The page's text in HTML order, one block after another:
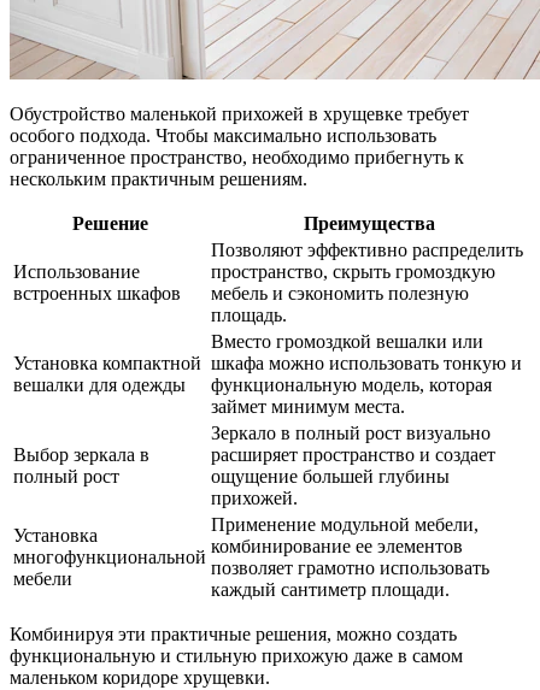
Обустройство маленькой прихожей в хрущевке требует
особого подхода. Чтобы максимально использовать
ограниченное пространство, необходимо прибегнуть к
нескольким практичным решениям.
Решение Преимущества
Использование
встроенных шкафов
Позволяют эффективно распределить
пространство, скрыть громоздкую
мебель и сэкономить полезную
площадь.
Установка компактной
вешалки для одежды
Вместо громоздкой вешалки или
шкафа можно использовать тонкую и
функциональную модель, которая
займет минимум места.
Выбор зеркала в
полный рост
Зеркало в полный рост визуально
расширяет пространство и создает
ощущение большей глубины
прихожей.
Установка
многофункциональной
мебели
Применение модульной мебели,
комбинирование ее элементов
позволяет грамотно использовать
каждый сантиметр площади.
Комбинируя эти практичные решения, можно создать
функциональную и стильную прихожую даже в самом
маленьком коридоре хрущевки.